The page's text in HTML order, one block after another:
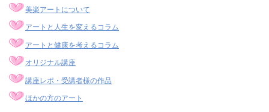
美楽アートについて
アートと人生を変えるコラム
アートと健康を考えるコラム
オリジナル講座
講座レポ・受講者様の作品
ほかの方のアート